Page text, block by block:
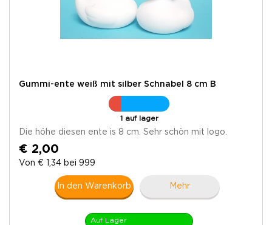
Gummi-ente weiß mit silber Schnabel 8 cm B
1 auf lager
Die höhe diesen ente is 8 cm. Sehr schön mit logo.
€ 2,00
Von € 1,34 bei 999
In den Warenkorb Mehr
Auf Lager